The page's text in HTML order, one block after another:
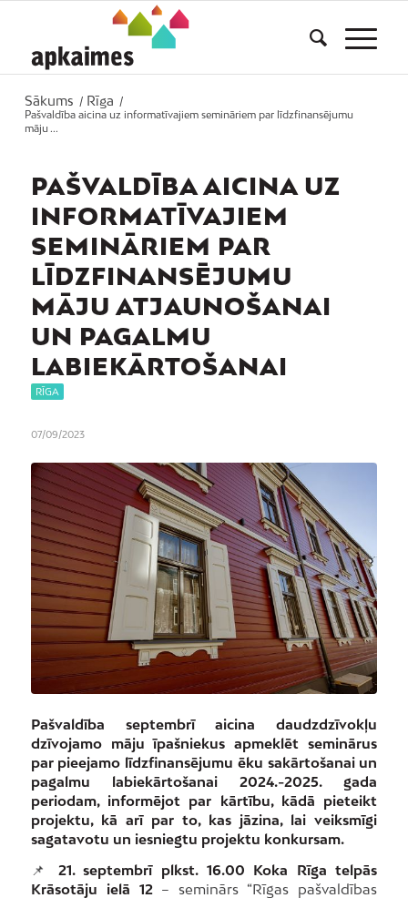
Sākums / Rīga
/
Pašvaldība aicina uz informatīvajiem semināriem par līdzfinansējumu
māju ...
PAŠVALDĪBA AICINA UZ
INFORMATĪVAJIEM
SEMINĀRIEM PAR
LĪDZFINANSĒJUMU
MĀJU ATJAUNOŠANAI
UN PAGALMU
LABIEKĀRTOŠANAI
RĪGA
07/09/2023
Pašvaldība septembrī aicina daudzdzīvokļu
dzīvojamo māju īpašniekus apmeklēt seminārus
par pieejamo līdzfinansējumu ēku sakārtošanai un
pagalmu labiekārtošanai 2024.-2025. gada
periodam, informējot par kārtību, kādā pieteikt
projektu, kā arī par to, kas jāzina, lai veiksmīgi
sagatavotu un iesniegtu projektu konkursam.
📌 21. septembrī plkst. 16.00 Koka Rīga telpās
Krāsotāju ielā 12– seminārs “Rīgas pašvaldības